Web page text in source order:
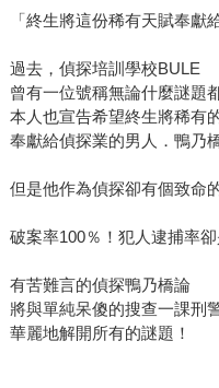
「終生將這份稀有天賦奉獻
過去，偵探培訓學校BULE
曾有一位號稱無論什麼謎題
本人也宣告希望終生將稀有
奉獻給偵探業的男人．鴨乃
但是他作為偵探卻有個致命
破案率100％！犯人逮捕率卻
有苦難言的偵探鴨乃橋論
將與單純呆傻的搜查一課刑
華麗地解開所有的謎題！